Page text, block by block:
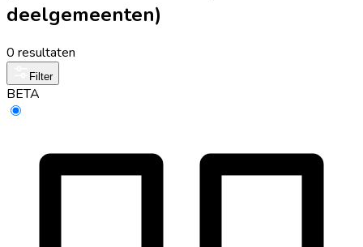
deelgemeenten)
0 resultaten
Filter
BETA